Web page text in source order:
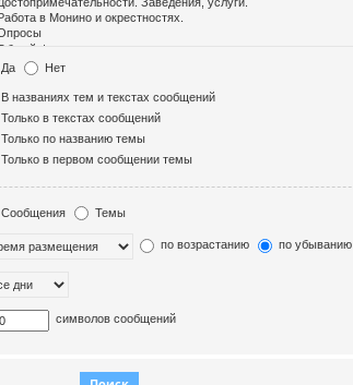
Да Нет
В названиях тем и текстах сообщений
Только в текстах сообщений
Только по названию темы
Только в первом сообщении темы
Сообщения Темы
по возрастанию по убыванию
символов сообщений